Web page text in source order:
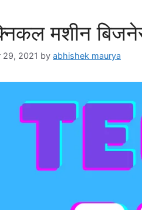
मशीन
29, 2021 by abhishek maurya